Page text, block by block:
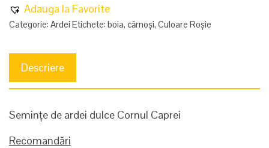
Adauga la Favorite
Categorie: Ardei Etichete: boia, cărnoși, Culoare Roșie
Descriere
Semințe de ardei dulce Cornul Caprei
Recomandări